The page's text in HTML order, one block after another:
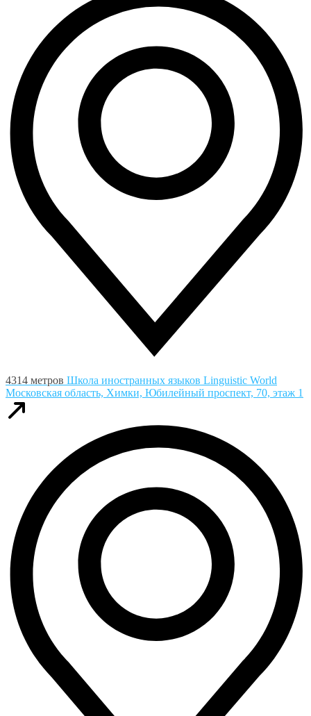
4314 метров Школа иностранных языков Linguistic World
Московская область, Химки, Юбилейный проспект, 70, этаж 1